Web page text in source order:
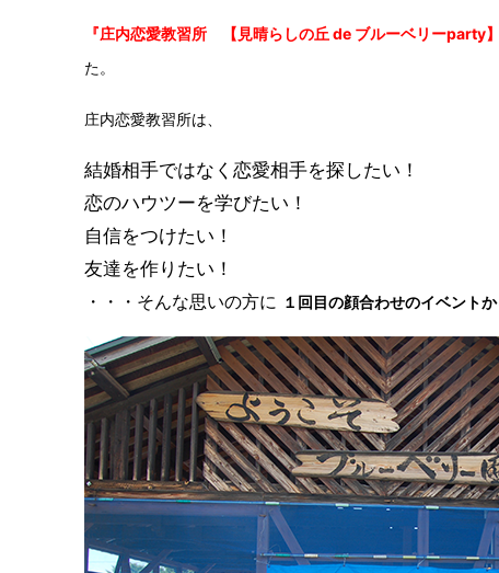
『庄内恋愛教習所 【見晴らしの丘 de ブルーベリーparty
た。
庄内恋愛教習所は、
結婚相手ではなく恋愛相手を探したい！
恋のハウツーを学びたい！
自信をつけたい！
友達を作りたい！
・・・そんな思いの方に １回目の顔合わせのイベント